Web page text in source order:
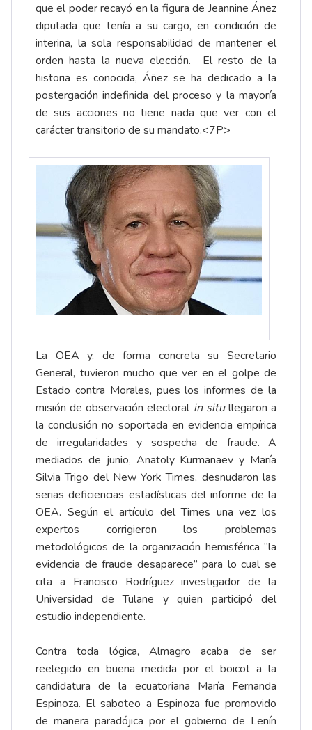
que el poder recayó en la figura de Jeannine Ánez
diputada que tenía a su cargo, en condición de
interina, la sola responsabilidad de mantener el
orden hasta la nueva elección. El resto de la
historia es conocida, Áñez se ha dedicado a la
postergación indefinida del proceso y la mayoría
de sus acciones no tiene nada que ver con el
carácter transitorio de su mandato.<7P>
La OEA y, de forma concreta su Secretario
General, tuvieron mucho que ver en el golpe de
Estado contra Morales, pues los informes de la
misión de observación electoral in situllegaron a
la conclusión no soportada en evidencia empírica
de irregularidades y sospecha de fraude. A
mediados de junio, Anatoly Kurmanaev y María
Silvia Trigo del New York Times, desnudaron las
serias deficiencias estadísticas del informe de la
OEA. Según el artículo del Times una vez los
expertos corrigieron los problemas
metodológicos de la organización hemisférica “la
evidencia de fraude desaparece” para lo cual se
cita a Francisco Rodríguez investigador de la
Universidad de Tulane y quien participó del
estudio independiente.
Contra toda lógica, Almagro acaba de ser
reelegido en buena medida por el boicot a la
candidatura de la ecuatoriana María Fernanda
Espinoza. El saboteo a Espinoza fue promovido
de manera paradójica por el gobierno de Lenín